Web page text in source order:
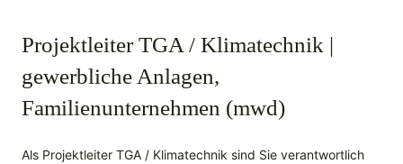
Projektleiter TGA / Klimatechnik |
gewerbliche Anlagen,
Familienunternehmen (mwd)
Als Projektleiter TGA / Klimatechnik sind Sie verantwortlich